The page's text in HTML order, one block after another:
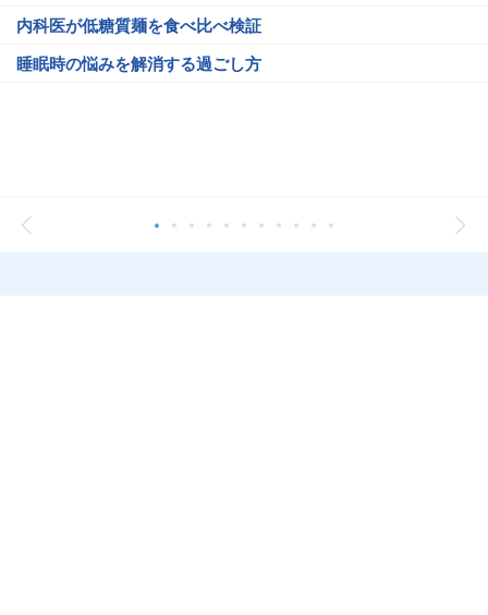
内科医が低糖質麺を食べ比べ検証
睡眠時の悩みを解消する過ごし方